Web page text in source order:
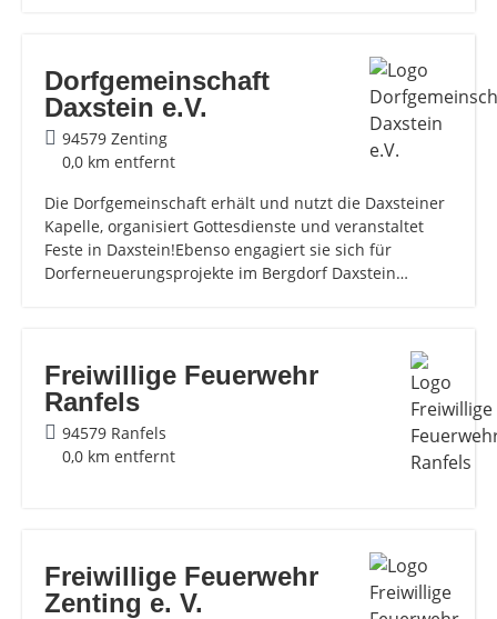
Dorfgemeinschaft
Daxstein e.V.
94579 Zenting
0,0 km entfernt
Die Dorfgemeinschaft erhält und nutzt die Daxsteiner
Kapelle, organisiert Gottesdienste und veranstaltet
Feste in Daxstein!Ebenso engagiert sie sich für
Dorferneuerungsprojekte im Bergdorf Daxstein…
Freiwillige Feuerwehr
Ranfels
94579 Ranfels
0,0 km entfernt
Freiwillige Feuerwehr
Zenting e. V.